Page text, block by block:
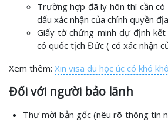
Trường hợp đã ly hôn thì cần
dấu xác nhận của chính quyền
Giấy tờ chứng minh dự định
có quốc tịch Đức ( có xác nhận
Xem thêm: Xin visa du học úc có khó
Đối với người bảo lãnh
Thư mời bản gốc (nêu rõ thông tin